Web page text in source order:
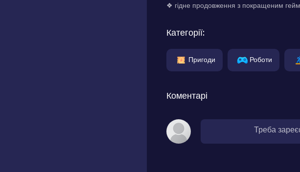
❖ гідне продовження з покращеним
Категорії:
Пригоди Роботи
Коментарі
Треба